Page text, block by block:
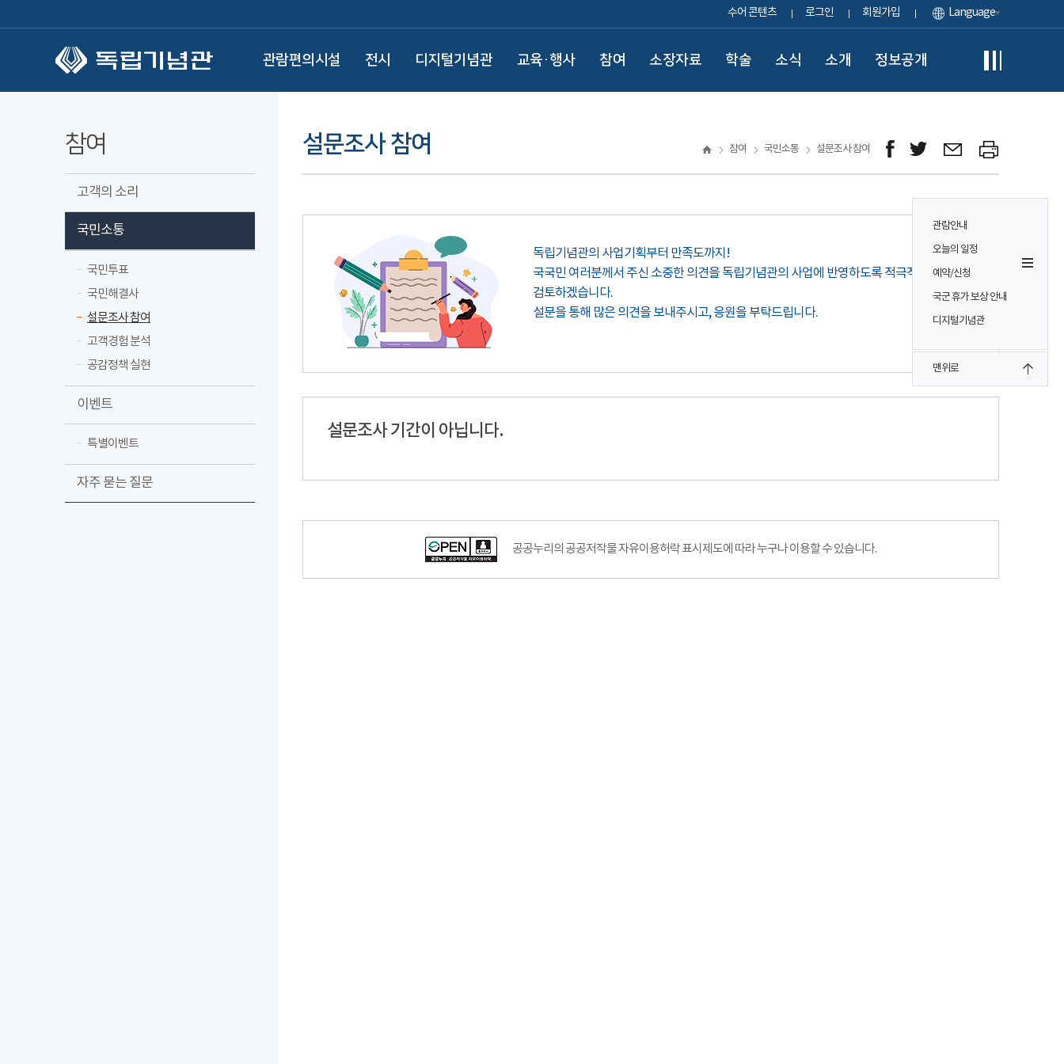
수어 콘텐츠 로그인 회원가입 Language
관람편의시설 전시 디지털기념관 교육·행사 참여 소장자료 학술 소식 소개 정보공개
관람안내
오늘의 일정
예약/신청
국군 휴가 보상 안내
디지털기념관
맨위로
참여
고객의 소리
국민소통
국민투표
국민해결사
설문조사 참여
고객경험 분석
공감정책 실현
이벤트
특별이벤트
자주 묻는 질문
설문조사 참여 참여 국민소통 설문조사 참여
독립기념관의 사업기획부터 만족도까지!
국국민 여러분께서 주신 소중한 의견을 독립기념관의 사업에 반영하도록 적극적으로
검토하겠습니다.
설문을 통해 많은 의견을 보내주시고, 응원을 부탁드립니다.
설문조사 기간이 아닙니다.
공공누리의 공공저작물 자유이용허락 표시제도에 따라 누구나 이용할 수 있습니다.